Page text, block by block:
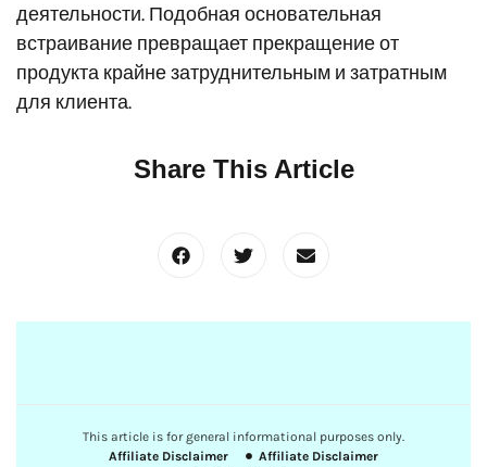
деятельности. Подобная основательная
встраивание превращает прекращение от
продукта крайне затруднительным и затратным
для клиента.
Share This Article
This article is for general informational purposes only.
Affiliate Disclaimer
Affiliate Disclaimer